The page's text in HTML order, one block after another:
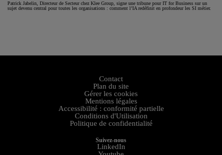
Patrick Jabelin, Directeur de Secteur chez Klee Group, signe une tribune pour IT for Business sur un
sujet devenu central pour toutes les organisations : comment l’IA redéfinit en profondeur les SI métier.
Contact
Plan du site
Gérer les cookies
Mentions légales
Accessibilité : conformité partielle
Conditions d'Utilisation
Politique de confidentialité
Suivez-nous
LinkedIn